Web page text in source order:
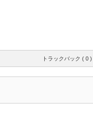
トラックバック ( 0 )